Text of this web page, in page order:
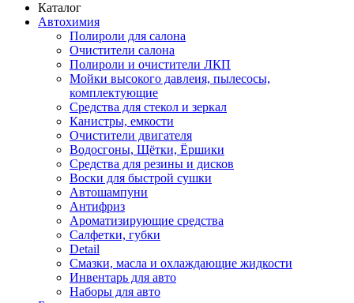
Каталог
Автохимия
Полироли для салона
Очистители салона
Полироли и очистители ЛКП
Мойки высокого давлеия, пылесосы,
комплектующие
Средства для стекол и зеркал
Канистры, емкости
Очистители двигателя
Водосгоны, Щётки, Ёршики
Средства для резины и дисков
Воски для быстрой сушки
Автошампуни
Антифриз
Ароматизирующие средства
Салфетки, губки
Detail
Смазки, масла и охлаждающие жидкости
Инвентарь для авто
Наборы для авто